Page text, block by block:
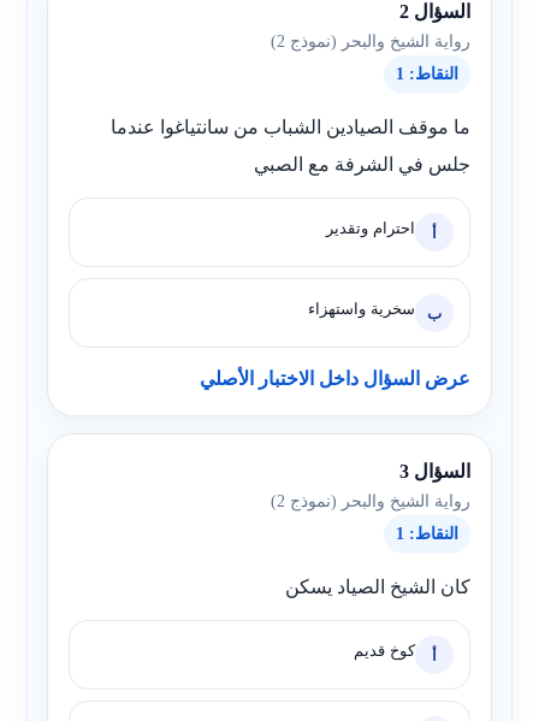
السؤال 2
رواية الشيخ والبحر (نموذج 2)
النقاط: 1
ما موقف الصيادين الشباب من سانتياغوا عندما
جلس في الشرفة مع الصبي
أ احترام وتقدير
ب سخرية واستهزاء
عرض السؤال داخل الاختبار الأصلي
السؤال 3
رواية الشيخ والبحر (نموذج 2)
النقاط: 1
كان الشيخ الصياد يسكن
أ كوخ قديم